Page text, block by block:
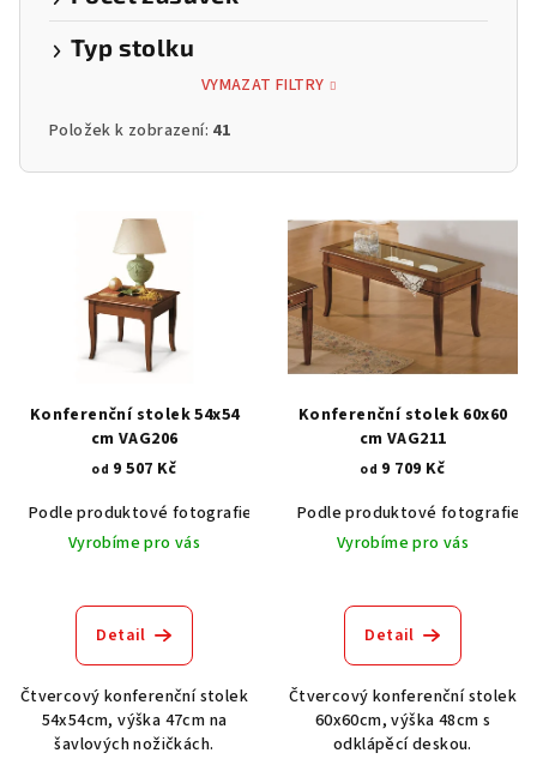
Typ stolku
VYMAZAT FILTRY
Položek k zobrazení: 41
Konferenční stolek 54x54
cm VAG206
od 9 507 Kč
Podle produktové fotografie
Akát vintage BT1551
Dub světlý
Vyrobíme pro vás
Detail
Čtvercový konferenční stolek
54x54cm, výška 47cm na
šavlových nožičkách.
Konferenční stolek 60x60
cm VAG211
od 9 709 Kč
Podle produktové fotografie
Vyrobíme pro vás
Detail
Čtvercový konferenční stolek
60x60cm, výška 48cm s
odklápěcí deskou.